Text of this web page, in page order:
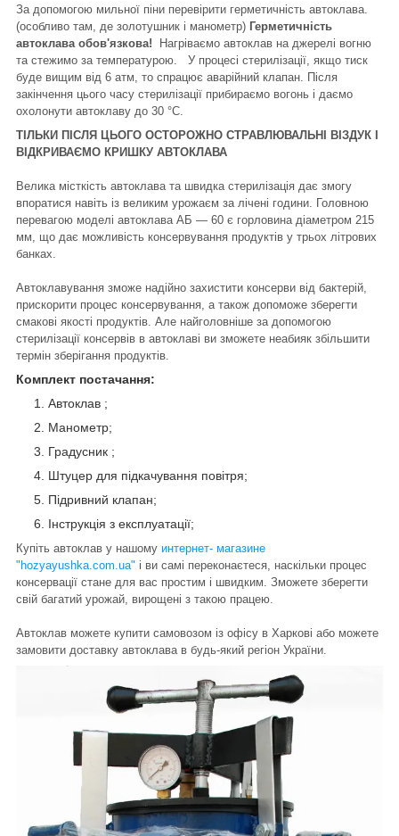
За допомогою мильної піни перевірити герметичність автоклава.
(особливо там, де золотушник і манометр) Герметичність
автоклава обов'язкова!
Нагріваємо автоклав на джерелі вогню
та стежимо за температурою. У процесі стерилізації, якщо тиск
буде вищим від 6 атм, то спрацює аварійний клапан. Після
закінчення цього часу стерилізації прибираємо вогонь і даємо
охолонути автоклаву до 30 °C.
ТІЛЬКИ ПІСЛЯ ЦЬОГО ОСТОРОЖНО СТРАВЛЮВАЛЬНІ ВІЗДУК І
ВІДКРИВАЄМО КРИШКУ АВТОКЛАВА
Велика місткість автоклава та швидка стерилізація дає змогу
впоратися навіть із великим урожаєм за лічені години. Головною
перевагою моделі автоклава АБ — 60 є горловина діаметром 215
мм, що дає можливість консервування продуктів у трьох літрових
банках.
Автоклавування зможе надійно захистити консерви від бактерій,
прискорити процес консервування, а також допоможе зберегти
смакові якості продуктів. Але найголовніше за допомогою
стерилізації консервів в автоклаві ви зможете неабияк збільшити
термін зберігання продуктів.
Комплект постачання:
Автоклав ;
Манометр;
Градусник ;
Штуцер для підкачування повітря;
Підривний клапан;
Інструкція з експлуатації;
Купіть автоклав у нашому интернет- магазине
"hozyayushka.com.ua" і ви самі переконаєтеся, наскільки процес
консервації стане для вас простим і швидким. Зможете зберегти
свій багатий урожай, вирощені з такою працею.
Автоклав можете купити самовозом із офісу в Харкові або можете
замовити доставку автоклава в будь-який регіон України.